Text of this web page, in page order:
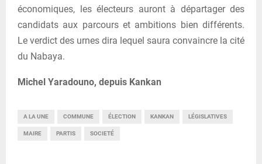
économiques, les électeurs auront à départager des
candidats aux parcours et ambitions bien différents.
Le verdict des urnes dira lequel saura convaincre la cité
du Nabaya.
Michel Yaradouno, depuis Kankan
A LA UNE COMMUNE ÉLECTION KANKAN LÉGISLATIVES
MAIRE PARTIS SOCIETÉ